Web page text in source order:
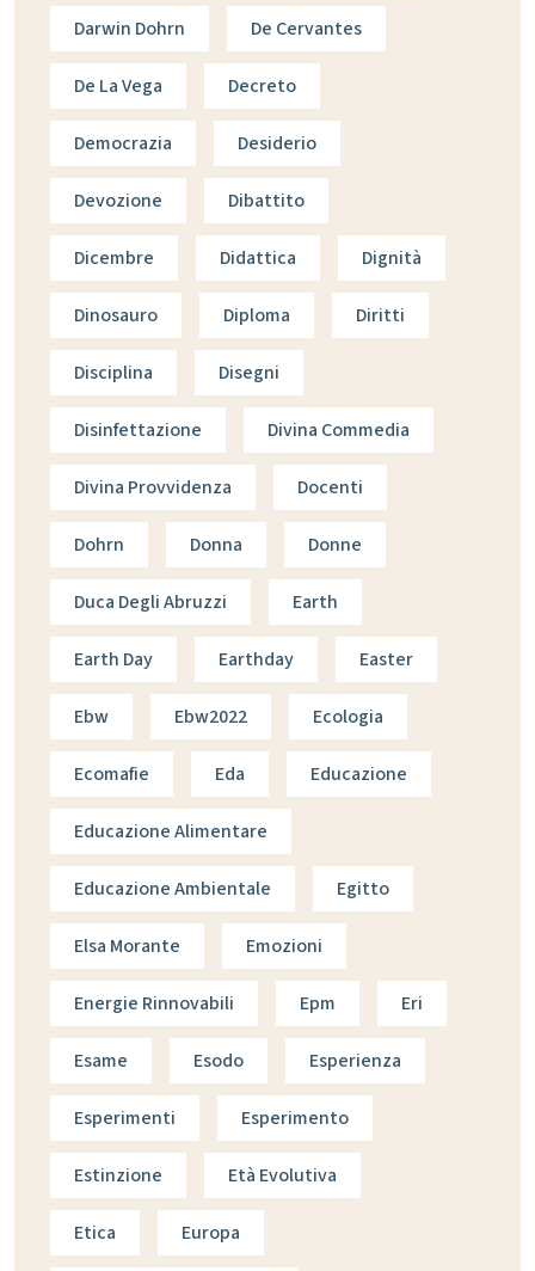
Darwin Dohrn De Cervantes
De La Vega Decreto
Democrazia Desiderio
Devozione Dibattito
Dicembre Didattica Dignità
Dinosauro Diploma Diritti
Disciplina Disegni
Disinfettazione Divina Commedia
Divina Provvidenza Docenti
Dohrn Donna Donne
Duca Degli Abruzzi Earth
Earth Day Earthday Easter
Ebw Ebw2022 Ecologia
Ecomafie Eda Educazione
Educazione Alimentare
Educazione Ambientale Egitto
Elsa Morante Emozioni
Energie Rinnovabili Epm Eri
Esame Esodo Esperienza
Esperimenti Esperimento
Estinzione Età Evolutiva
Etica Europa